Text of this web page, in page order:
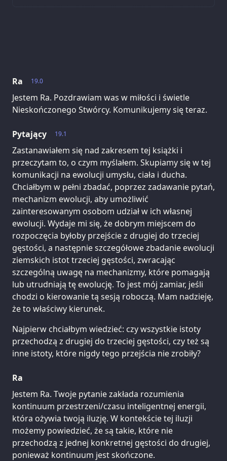
19.0
Ra
Jestem Ra. Pozdrawiam was w miłości i świetle
Nieskończonego Stwórcy. Komunikujemy się teraz.
19.1
Pytający
Zastanawiałem się nad zakresem tej książki i
przeczytam to, o czym myślałem. Skupiamy się w tej
komunikacji na ewolucji umysłu, ciała i ducha.
Chciałbym w pełni zbadać, poprzez zadawanie pytań,
mechanizm ewolucji, aby umożliwić
zainteresowanym osobom udział w ich własnej
ewolucji. Wydaje mi się, że dobrym miejscem do
rozpoczęcia byłoby przejście z drugiej do trzeciej
gęstości, a następnie szczegółowe zbadanie ewolucji
ziemskich istot trzeciej gęstości, zwracając
szczególną uwagę na mechanizmy, które pomagają
lub utrudniają tę ewolucję. To jest mój zamiar, jeśli
chodzi o kierowanie tą sesją roboczą. Mam nadzieję,
że to właściwy kierunek.
Najpierw chciałbym wiedzieć: czy wszystkie istoty
przechodzą z drugiej do trzeciej gęstości, czy też są
inne istoty, które nigdy tego przejścia nie zrobiły?
Ra
Jestem Ra. Twoje pytanie zakłada rozumienia
kontinuum przestrzeni/czasu inteligentnej energii,
która ożywia twoją iluzję. W kontekście tej iluzji
możemy powiedzieć, że są takie, które nie
przechodzą z jednej konkretnej gęstości do drugiej,
ponieważ kontinuum jest skończone.